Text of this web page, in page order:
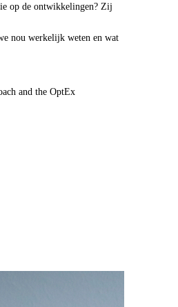
op de ontwikkelingen? Zij
nou werkelijk weten en wat
and the OptEx